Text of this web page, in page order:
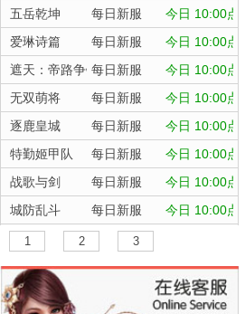
五岳乾坤
每日新服
今日 10:00点
爱琳诗篇
每日新服
今日 10:00点
遮天：帝路争锋每日新服
今日 10:00点
无双萌将
每日新服
今日 10:00点
逐鹿皇城
每日新服
今日 10:00点
特勤姬甲队
每日新服
今日 10:00点
战歌与剑
每日新服
今日 10:00点
城防乱斗
每日新服
今日 10:00点
航海霸业
每日新服
晴空双子
每日新服
今日 10:00点
深渊契约
今日 10:00点
1 2 3